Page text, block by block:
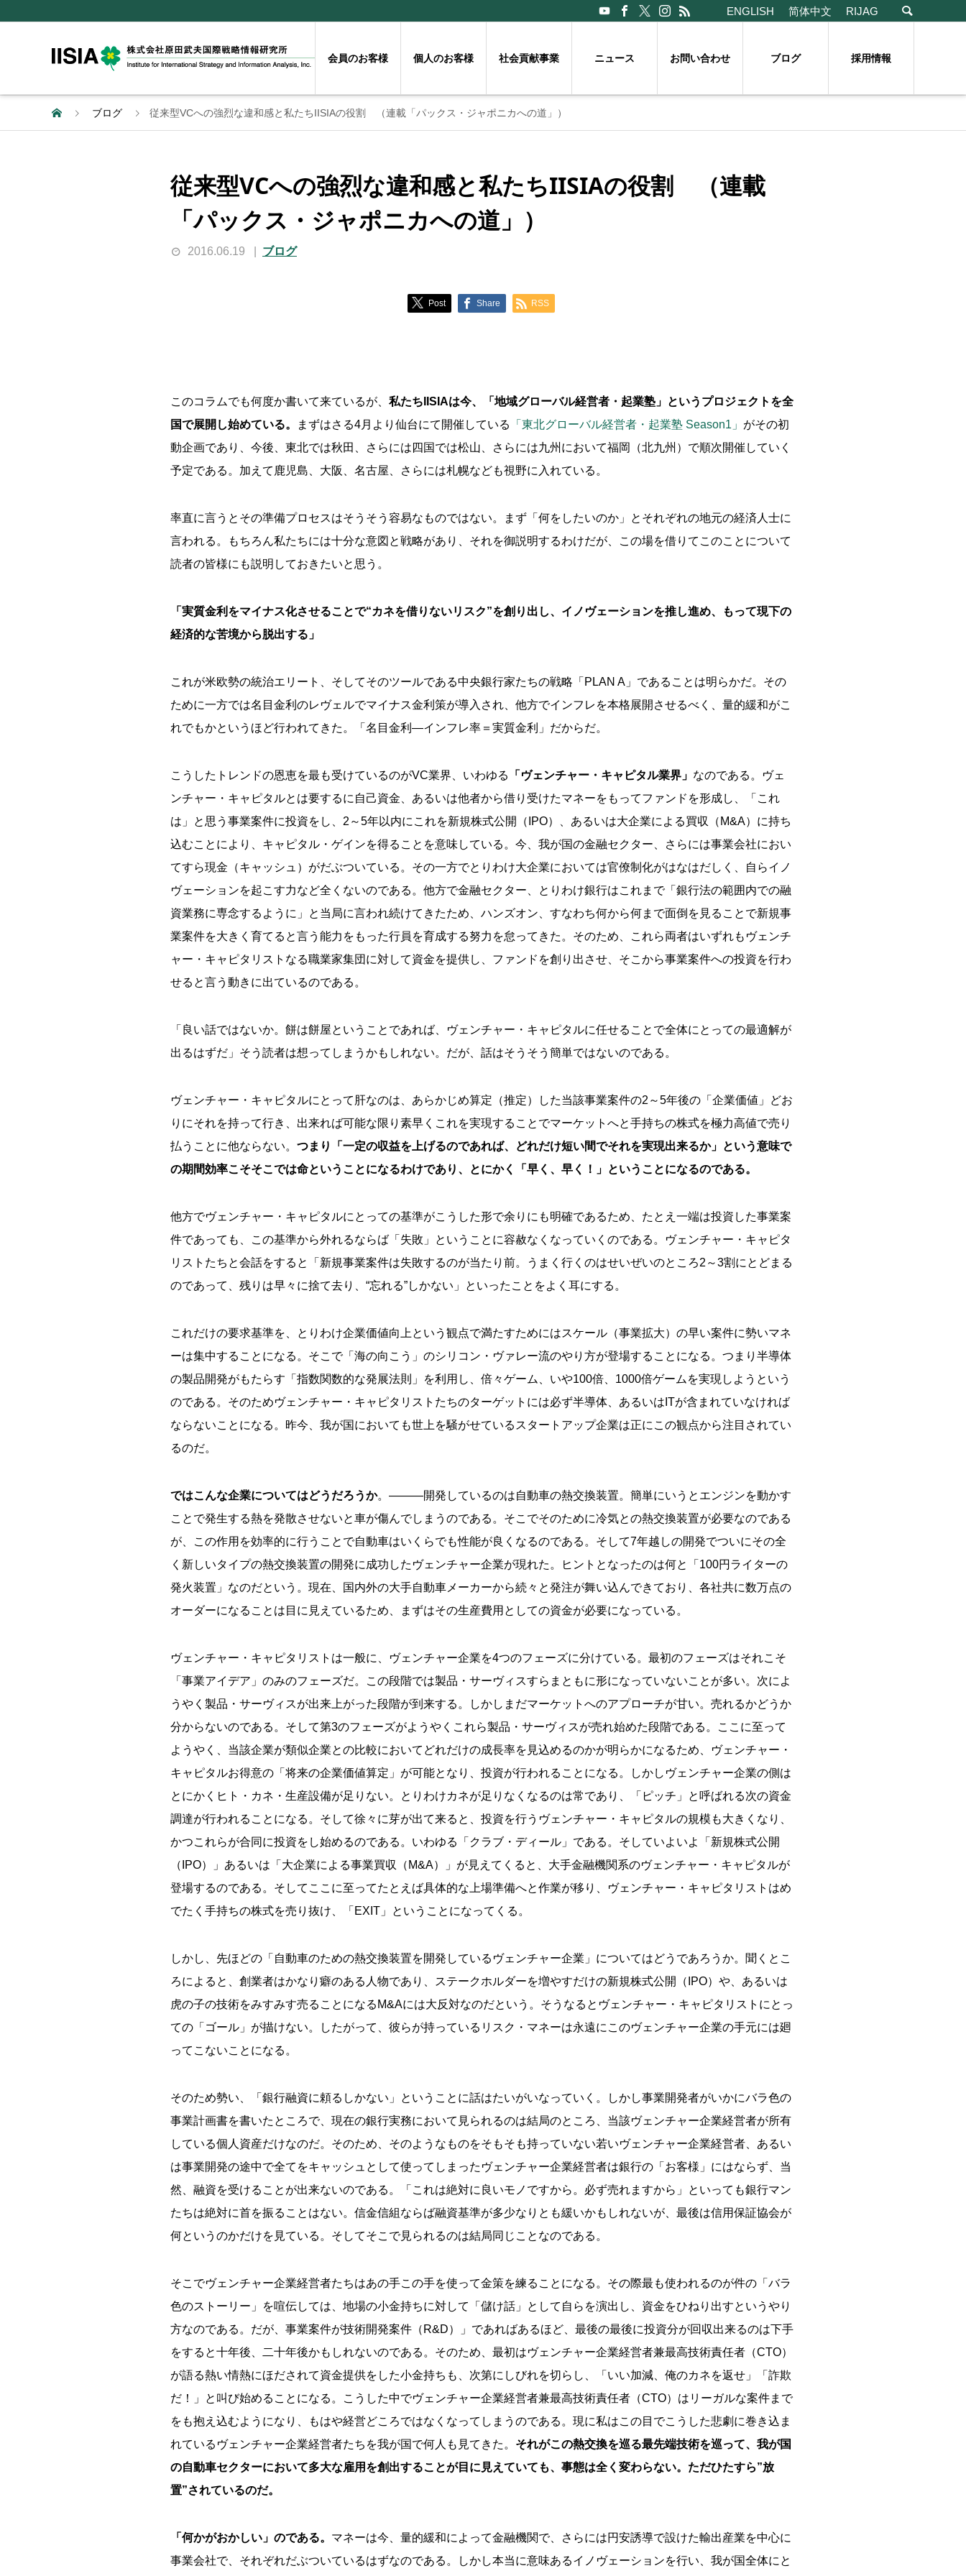
ENGLISH 简体中文 RIJAG
会員のお客様 個人のお客様 社会貢献事業 ニュース お問い合わせ ブログ 採用情報
ブログ 従来型VCへの強烈な違和感と私たちIISIAの役割 （連載「パックス・ジャポニカへの道」）
従来型VCへの強烈な違和感と私たちIISIAの役割 （連載
「パックス・ジャポニカへの道」）
2016.06.19 ブログ
Post Share RSS
このコラムでも何度か書いて来ているが、 私たちIISIAは今、「地域グローバル経営者・起業塾」というプロジェクトを全
国で展開し始めている。
まずはさる4月より仙台にて開催している 「東北グローバル経営者・起業塾 Season1」 がその初
動企画であり、今後、東北では秋田、さらには四国では松山、さらには九州において福岡（北九州）で順次開催していく
予定である。加えて鹿児島、大阪、名古屋、さらには札幌なども視野に入れている。
率直に言うとその準備プロセスはそうそう容易なものではない。まず「何をしたいのか」とそれぞれの地元の経済人士に
言われる。もちろん私たちには十分な意図と戦略があり、それを御説明するわけだが、この場を借りてこのことについて
読者の皆様にも説明しておきたいと思う。
「実質金利をマイナス化させることで“カネを借りないリスク”を創り出し、イノヴェーションを推し進め、もって現下の
経済的な苦境から脱出する」
これが米欧勢の統治エリート、そしてそのツールである中央銀行家たちの戦略「PLAN A」であることは明らかだ。その
ために一方では名目金利のレヴェルでマイナス金利策が導入され、他方でインフレを本格展開させるべく、量的緩和がこ
れでもかというほど行われてきた。「名目金利―インフレ率＝実質金利」だからだ。
こうしたトレンドの恩恵を最も受けているのがVC業界、いわゆる 「ヴェンチャー・キャピタル業界」 なのである。ヴェ
ンチャー・キャピタルとは要するに自己資金、あるいは他者から借り受けたマネーをもってファンドを形成し、「これ
は」と思う事業案件に投資をし、2～5年以内にこれを新規株式公開（IPO）、あるいは大企業による買収（M&A）に持ち
込むことにより、キャピタル・ゲインを得ることを意味している。今、我が国の金融セクター、さらには事業会社におい
てすら現金（キャッシュ）がだぶついている。その一方でとりわけ大企業においては官僚制化がはなはだしく、自らイノ
ヴェーションを起こす力など全くないのである。他方で金融セクター、とりわけ銀行はこれまで「銀行法の範囲内での融
資業務に専念するように」と当局に言われ続けてきたため、ハンズオン、すなわち何から何まで面倒を見ることで新規事
業案件を大きく育てると言う能力をもった行員を育成する努力を怠ってきた。そのため、これら両者はいずれもヴェンチ
ャー・キャピタリストなる職業家集団に対して資金を提供し、ファンドを創り出させ、そこから事業案件への投資を行わ
せると言う動きに出ているのである。
「良い話ではないか。餅は餅屋ということであれば、ヴェンチャー・キャピタルに任せることで全体にとっての最適解が
出るはずだ」そう読者は想ってしまうかもしれない。だが、話はそうそう簡単ではないのである。
ヴェンチャー・キャピタルにとって肝なのは、あらかじめ算定（推定）した当該事業案件の2～5年後の「企業価値」どお
りにそれを持って行き、出来れば可能な限り素早くこれを実現することでマーケットへと手持ちの株式を極力高値で売り
払うことに他ならない。 つまり「一定の収益を上げるのであれば、どれだけ短い間でそれを実現出来るか」という意味で
の期間効率こそそこでは命ということになるわけであり、とにかく「早く、早く！」ということになるのである。
他方でヴェンチャー・キャピタルにとっての基準がこうした形で余りにも明確であるため、たとえ一端は投資した事業案
件であっても、この基準から外れるならば「失敗」ということに容赦なくなっていくのである。ヴェンチャー・キャピタ
リストたちと会話をすると「新規事業案件は失敗するのが当たり前。うまく行くのはせいぜいのところ2～3割にとどまる
のであって、残りは早々に捨て去り、“忘れる”しかない」といったことをよく耳にする。
これだけの要求基準を、とりわけ企業価値向上という観点で満たすためにはスケール（事業拡大）の早い案件に勢いマネ
ーは集中することになる。そこで「海の向こう」のシリコン・ヴァレー流のやり方が登場することになる。つまり半導体
の製品開発がもたらす「指数関数的な発展法則」を利用し、倍々ゲーム、いや100倍、1000倍ゲームを実現しようという
のである。そのためヴェンチャー・キャピタリストたちのターゲットには必ず半導体、あるいはITが含まれていなければ
ならないことになる。昨今、我が国においても世上を騒がせているスタートアップ企業は正にこの観点から注目されてい
るのだ。
ではこんな企業についてはどうだろうか。―――開発しているのは自動車の熱交換装置。簡単にいうとエンジンを動かす
ことで発生する熱を発散させないと車が傷んでしまうのである。そこでそのために冷気との熱交換装置が必要なのである
が、この作用を効率的に行うことで自動車はいくらでも性能が良くなるのである。そして7年越しの開発でついにその全
く新しいタイプの熱交換装置の開発に成功したヴェンチャー企業が現れた。ヒントとなったのは何と「100円ライターの
発火装置」なのだという。現在、国内外の大手自動車メーカーから続々と発注が舞い込んできており、各社共に数万点の
オーダーになることは目に見えているため、まずはその生産費用としての資金が必要になっている。
ヴェンチャー・キャピタリストは一般に、ヴェンチャー企業を4つのフェーズに分けている。最初のフェーズはそれこそ
「事業アイデア」のみのフェーズだ。この段階では製品・サーヴィスすらまともに形になっていないことが多い。次によ
うやく製品・サーヴィスが出来上がった段階が到来する。しかしまだマーケットへのアプローチが甘い。売れるかどうか
分からないのである。そして第3のフェーズがようやくこれら製品・サーヴィスが売れ始めた段階である。ここに至って
ようやく、当該企業が類似企業との比較においてどれだけの成長率を見込めるのかが明らかになるため、ヴェンチャー・
キャピタルお得意の「将来の企業価値算定」が可能となり、投資が行われることになる。しかしヴェンチャー企業の側は
とにかくヒト・カネ・生産設備が足りない。とりわけカネが足りなくなるのは常であり、「ピッチ」と呼ばれる次の資金
調達が行われることになる。そして徐々に芽が出て来ると、投資を行うヴェンチャー・キャピタルの規模も大きくなり、
かつこれらが合同に投資をし始めるのである。いわゆる「クラブ・ディール」である。そしていよいよ「新規株式公開
（IPO）」あるいは「大企業による事業買収（M&A）」が見えてくると、大手金融機関系のヴェンチャー・キャピタルが
登場するのである。そしてここに至ってたとえば具体的な上場準備へと作業が移り、ヴェンチャー・キャピタリストはめ
でたく手持ちの株式を売り抜け、「EXIT」ということになってくる。
しかし、先ほどの「自動車のための熱交換装置を開発しているヴェンチャー企業」についてはどうであろうか。聞くとこ
ろによると、創業者はかなり癖のある人物であり、ステークホルダーを増やすだけの新規株式公開（IPO）や、あるいは
虎の子の技術をみすみす売ることになるM&Aには大反対なのだという。そうなるとヴェンチャー・キャピタリストにとっ
ての「ゴール」が描けない。したがって、彼らが持っているリスク・マネーは永遠にこのヴェンチャー企業の手元には廻
ってこないことになる。
そのため勢い、「銀行融資に頼るしかない」ということに話はたいがいなっていく。しかし事業開発者がいかにバラ色の
事業計画書を書いたところで、現在の銀行実務において見られるのは結局のところ、当該ヴェンチャー企業経営者が所有
している個人資産だけなのだ。そのため、そのようなものをそもそも持っていない若いヴェンチャー企業経営者、あるい
は事業開発の途中で全てをキャッシュとして使ってしまったヴェンチャー企業経営者は銀行の「お客様」にはならず、当
然、融資を受けることが出来ないのである。「これは絶対に良いモノですから。必ず売れますから」といっても銀行マン
たちは絶対に首を振ることはない。信金信組ならば融資基準が多少なりとも緩いかもしれないが、最後は信用保証協会が
何というのかだけを見ている。そしてそこで見られるのは結局同じことなのである。
そこでヴェンチャー企業経営者たちはあの手この手を使って金策を練ることになる。その際最も使われるのが件の「バラ
色のストーリー」を喧伝しては、地場の小金持ちに対して「儲け話」として自らを演出し、資金をひねり出すというやり
方なのである。だが、事業案件が技術開発案件（R&D）」であればあるほど、最後の最後に投資分が回収出来るのは下手
をすると十年後、二十年後かもしれないのである。そのため、最初はヴェンチャー企業経営者兼最高技術責任者（CTO）
が語る熱い情熱にほだされて資金提供をした小金持ちも、次第にしびれを切らし、「いい加減、俺のカネを返せ」「詐欺
だ！」と叫び始めることになる。こうした中でヴェンチャー企業経営者兼最高技術責任者（CTO）はリーガルな案件まで
をも抱え込むようになり、もはや経営どころではなくなってしまうのである。現に私はこの目でこうした悲劇に巻き込ま
れているヴェンチャー企業経営者たちを我が国で何人も見てきた。 それがこの熱交換を巡る最先端技術を巡って、我が国
の自動車セクターにおいて多大な雇用を創出することが目に見えていても、事態は全く変わらない。ただひたすら”放
置”されているのだ。
「何かがおかしい」のである。 マネーは今、量的緩和によって金融機関で、さらには円安誘導で設けた輸出産業を中心に
事業会社で、それぞれだぶついているはずなのである。しかし本当に意味あるイノヴェーションを行い、我が国全体にと